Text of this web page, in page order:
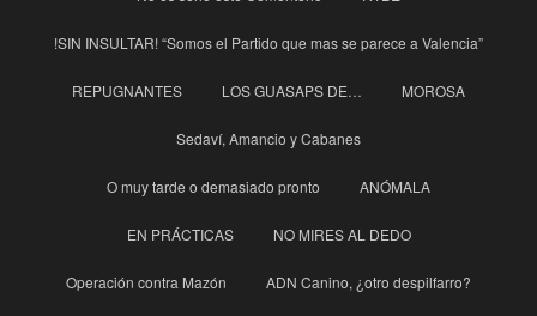
!SIN INSULTAR! “Somos el Partido que mas se parece a Valencia”
REPUGNANTES LOS GUASAPS DE… MOROSA
Sedaví, Amancio y Cabanes
O muy tarde o demasiado pronto ANÓMALA
EN PRÁCTICAS NO MIRES AL DEDO
Operación contra Mazón ADN Canino, ¿otro despilfarro?